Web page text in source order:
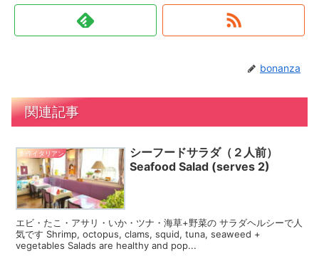
bonanza
関連記事
創作イタリアン
シーフードサラダ（２人前）
Seafood Salad (serves 2)
エビ・たこ・アサリ・いか・ツナ・海草+野菜の サラダヘルシーで人
気です Shrimp, octopus, clams, squid, tuna, seaweed +
vegetables Salads are healthy and pop...